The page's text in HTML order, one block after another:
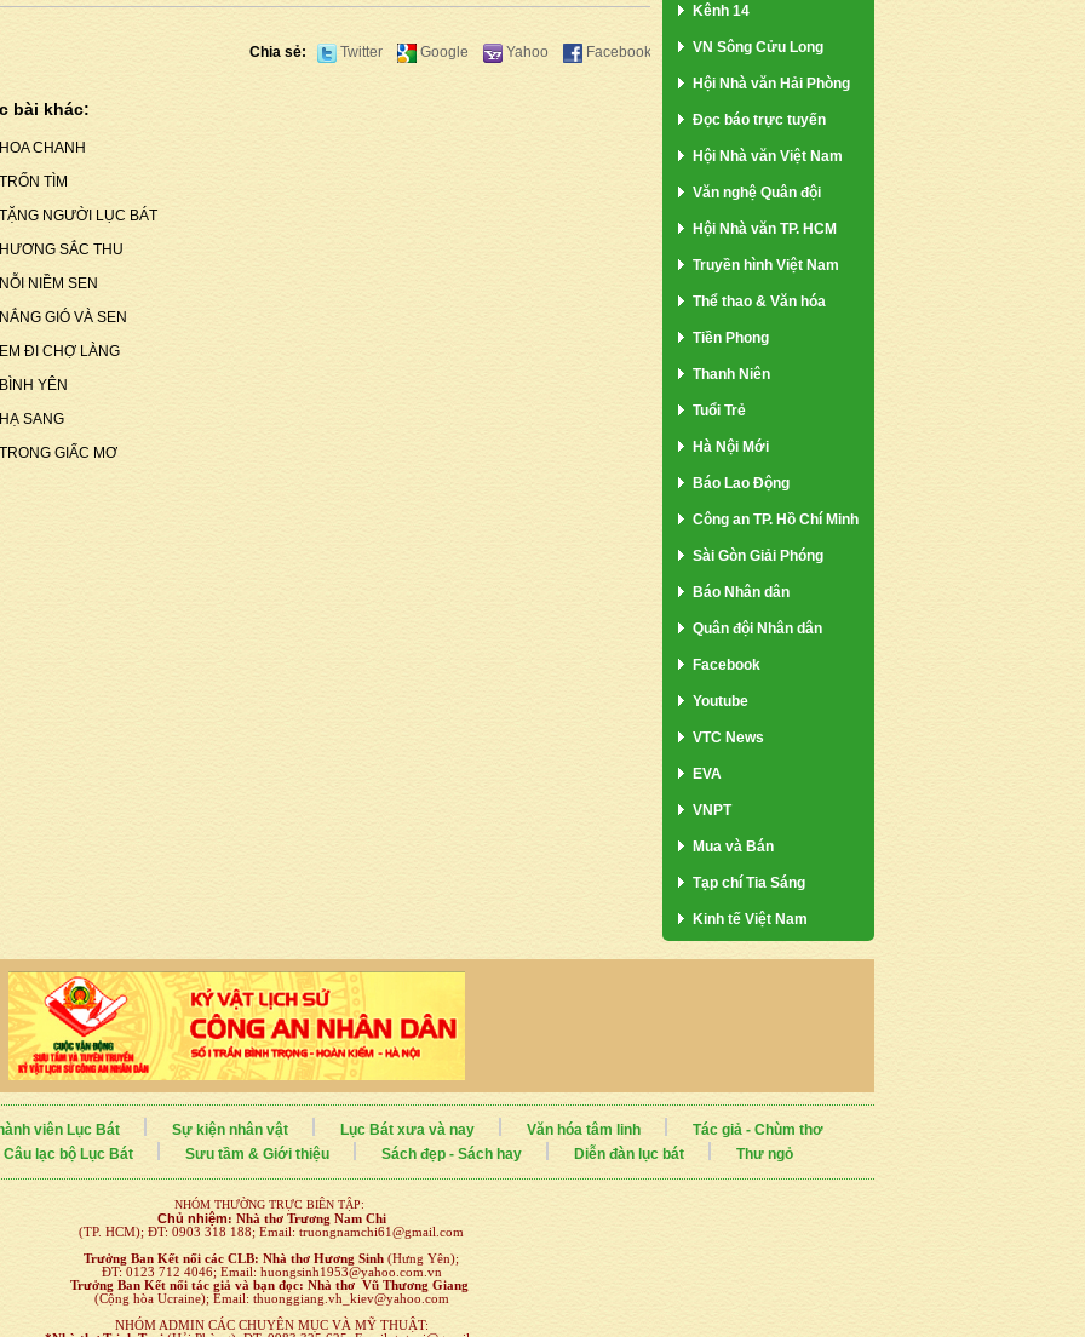
Chia sẻ: Twitter Google Yahoo Facebook
bài khác:
HOA CHANH
TRỐN TÌM
TẶNG NGƯỜI LỤC BÁT
HƯƠNG SẮC THU
NỖI NIỀM SEN
NẮNG GIÓ VÀ SEN
EM ĐI CHỢ LÀNG
BÌNH YÊN
HẠ SANG
TRONG GIẤC MƠ
Kênh 14
VN Sông Cửu Long
Hội Nhà văn Hải Phòng
Đọc báo trực tuyến
Hội Nhà văn Việt Nam
Văn nghệ Quân đội
Hội Nhà văn TP. HCM
Truyền hình Việt Nam
Thể thao & Văn hóa
Tiền Phong
Thanh Niên
Tuổi Trẻ
Hà Nội Mới
Báo Lao Động
Công an TP. Hồ Chí Minh
Sài Gòn Giải Phóng
Báo Nhân dân
Quân đội Nhân dân
Facebook
Youtube
VTC News
EVA
VNPT
Mua và Bán
Tạp chí Tia Sáng
Kinh tế Việt Nam
viên Lục Bát Sự kiện nhân vật Lục Bát xưa và nay Văn hóa tâm linh
Tác giả - Chùm thơ
Câu lạc bộ Lục Bát
Sưu tầm & Giới thiệu Sách đẹp - Sách hay Diễn đàn lục bát Thư ngỏ
NHÓM THƯỜNG TRỰC BIÊN TẬP:
Chủ nhiệm: Nhà thơ Trương Nam Chi
(TP. HCM); ĐT: 0903 318 188; Email: truongnamchi61@gmail.com
Trưởng Ban Kết nối các CLB: Nhà thơ Hương Sinh (Hưng Yên);
ĐT: 0123 712 4046; Email: huongsinh1953@yahoo.com.vn
Trưởng Ban Kết nối tác giả và bạn đọc: Nhà thơ Vũ Thương Giang
(Cộng hòa Ucraine); Email: thuonggiang.vh_kiev@yahoo.com
NHÓM ADMIN CÁC CHUYÊN MỤC VÀ MỸ THUẬT: